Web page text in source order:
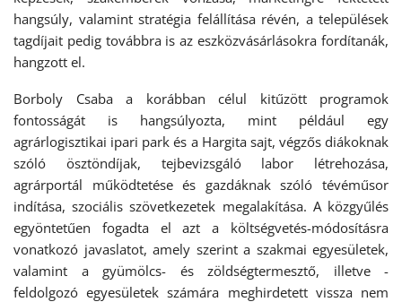
hangsúly, valamint stratégia felállítása révén, a települések
tagdíjait pedig továbbra is az eszközvásárlásokra fordítanák,
hangzott el.
Borboly Csaba a korábban célul kitűzött programok
fontosságát is hangsúlyozta, mint például egy
agrárlogisztikai ipari park és a Hargita sajt, végzős diákoknak
szóló ösztöndíjak, tejbevizsgáló labor létrehozása,
agrárportál működtetése és gazdáknak szóló tévéműsor
indítása, szociális szövetkezetek megalakítása. A közgyűlés
egyöntetűen fogadta el azt a költségvetés-módosításra
vonatkozó javaslatot, amely szerint a szakmai egyesületek,
valamint a gyümölcs- és zöldségtermesztő, illetve -
feldolgozó egyesületek számára meghirdetett vissza nem